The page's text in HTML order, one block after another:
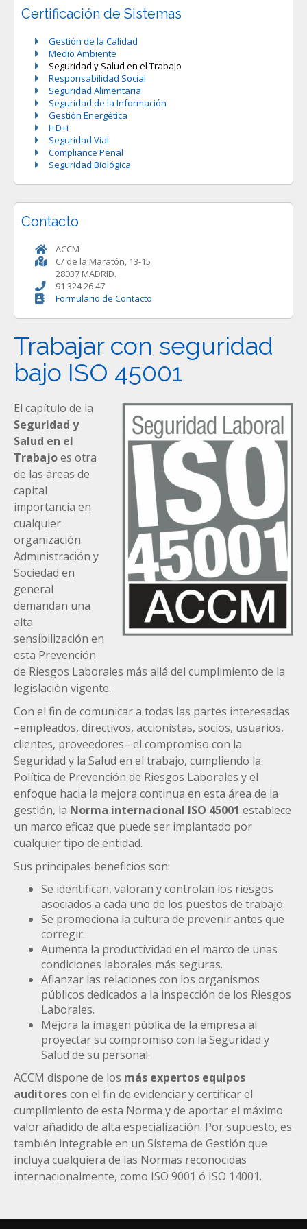
Certificación de Sistemas
Gestión de la Calidad
Medio Ambiente
Seguridad y Salud en el Trabajo
Responsabilidad Social
Seguridad Alimentaria
Seguridad de la Información
Gestión Energética
I+D+i
Seguridad Vial
Compliance Penal
Seguridad Biológica
Contacto
ACCM
C/ de la Maratón, 13-15
28037 MADRID.
91 324 26 47
Formulario de Contacto
Trabajar con seguridad
bajo ISO 45001
El capítulo de la
Seguridad y
Salud en el
Trabajoes otra
de las áreas de
capital
importancia en
cualquier
organización.
Administración y
Sociedad en
general
demandan una
alta
sensibilización en
esta Prevención
de Riesgos Laborales más allá del cumplimiento de la
legislación vigente.
Con el fin de comunicar a todas las partes interesadas
–empleados, directivos, accionistas, socios, usuarios,
clientes, proveedores– el compromiso con la
Seguridad y la Salud en el trabajo, cumpliendo la
Política de Prevención de Riesgos Laborales y el
enfoque hacia la mejora continua en esta área de la
gestión, la Norma internacional ISO 45001 establece
un marco eficaz que puede ser implantado por
cualquier tipo de entidad.
Sus principales beneficios son:
Se identifican, valoran y controlan los riesgos
asociados a cada uno de los puestos de trabajo.
Se promociona la cultura de prevenir antes que
corregir.
Aumenta la productividad en el marco de unas
condiciones laborales más seguras.
Afianzar las relaciones con los organismos
públicos dedicados a la inspección de los Riesgos
Laborales.
Mejora la imagen pública de la empresa al
proyectar su compromiso con la Seguridad y
Salud de su personal.
ACCM dispone de los más expertos equipos
auditorescon el fin de evidenciar y certificar el
cumplimiento de esta Norma y de aportar el máximo
valor añadido de alta especialización. Por supuesto, es
también integrable en un Sistema de Gestión que
incluya cualquiera de las Normas reconocidas
internacionalmente, como ISO 9001 ó ISO 14001.